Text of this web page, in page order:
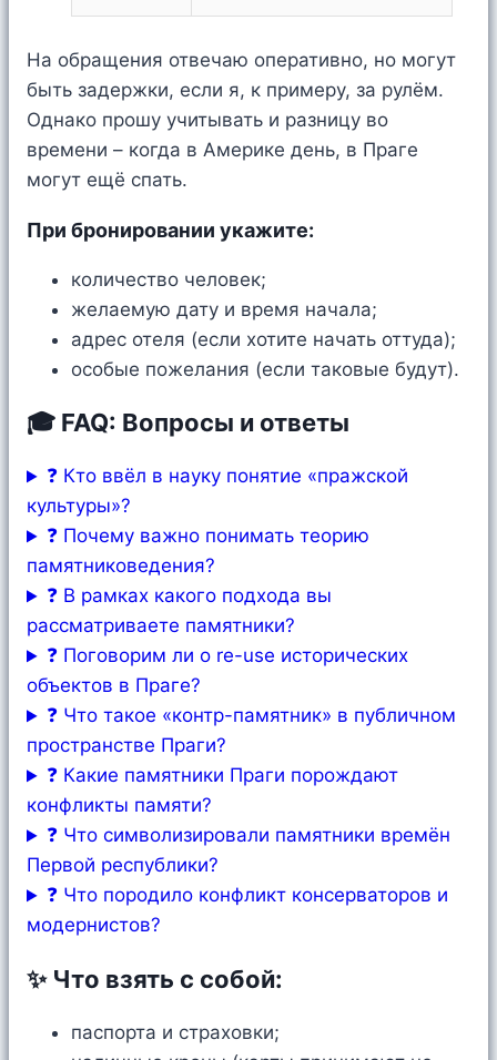
На обращения отвечаю оперативно, но могут
быть задержки, если я, к примеру, за рулём.
Однако прошу учитывать и разницу во
времени – когда в Америке день, в Праге
могут ещё спать.
При бронировании укажите:
количество человек;
желаемую дату и время начала;
адрес отеля (если хотите начать оттуда);
особые пожелания (если таковые будут).
🎓 FAQ: Вопросы и ответы
❓ Кто ввёл в науку понятие «пражской
культуры»?
❓ Почему важно понимать теорию
памятниковедения?
❓ В рамках какого подхода вы
рассматриваете памятники?
❓ Поговорим ли о re-use исторических
объектов в Праге?
❓ Что такое «контр-памятник» в публичном
пространстве Праги?
❓ Какие памятники Праги порождают
конфликты памяти?
❓ Что символизировали памятники времён
Первой республики?
❓ Что породило конфликт консерваторов и
модернистов?
✨ Что взять с собой:
паспорта и страховки;